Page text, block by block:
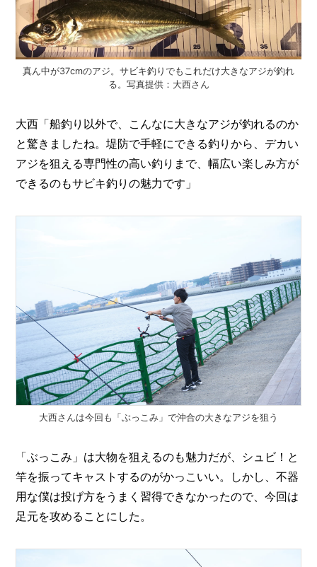
真ん中が37cmのアジ。サビキ釣りでもこれだけ大きなアジが釣れ
る。写真提供：大西さん
大西「船釣り以外で、こんなに大きなアジが釣れるのか
と驚きましたね。堤防で手軽にできる釣りから、デカい
アジを狙える専門性の高い釣りまで、幅広い楽しみ方が
できるのもサビキ釣りの魅力です」
大西さんは今回も「ぶっこみ」で沖合の大きなアジを狙う
「ぶっこみ」は大物を狙えるのも魅力だが、シュビ！と
竿を振ってキャストするのがかっこいい。しかし、不器
用な僕は投げ方をうまく習得できなかったので、今回は
足元を攻めることにした。